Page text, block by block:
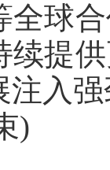
全球
续提
注入
)